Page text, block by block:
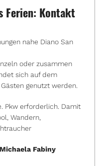
Ferien: Kontakt
nahe Diano San
oder zusammen
sich auf dem
genutzt werden.
Pkw erforderlich. Damit
Wandern,
Fabiny